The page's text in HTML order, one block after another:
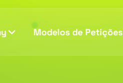
Modelos de Petições